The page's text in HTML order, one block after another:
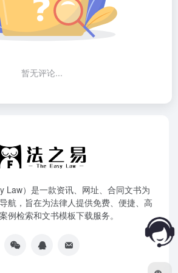
暂无评论...
Law）是一款资讯、网址、合同文书为
航，旨在为法律人提供免费、便捷、高
例检索和文书模板下载服务。